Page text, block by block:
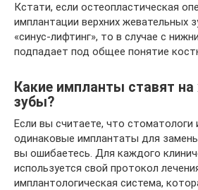
Кстати, если остеопластическая
имплантации верхних жевательных
«синус-лифтинг», то в случае с
подпадает под общее понятие
Какие импланты ставят
зубы?
Если вы считаете, что стоматологи
одинаковые имплантаты для
вы ошибаетесь. Для каждого
используется свой протокол
имплантологическая система,